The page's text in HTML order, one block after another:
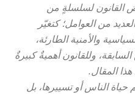
القانون لسلسلةٍ من
من العوامل؛ كتغيّر
والأمنية الطارئة،
وللقانون أهميةٌ كبيرةٌ
المقال.
الناس أو تسييرها، بل